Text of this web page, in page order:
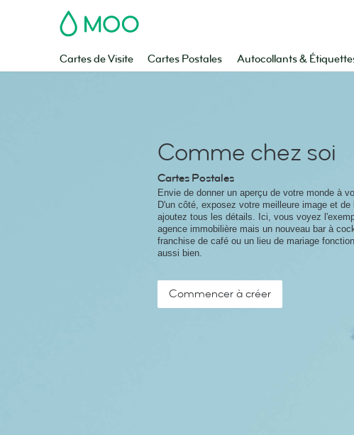
MOO
Cartes de Visite Cartes Postales Autocollants &
Comme chez soi
Cartes Postales
Envie de donner un aperçu de votre monde à
D'un côté, exposez votre meilleure image et de
ajoutez tous les détails. Ici, vous voyez
agence immobilière mais un nouveau bar à
franchise de café ou un lieu de mariage
aussi bien.
Commencer à créer